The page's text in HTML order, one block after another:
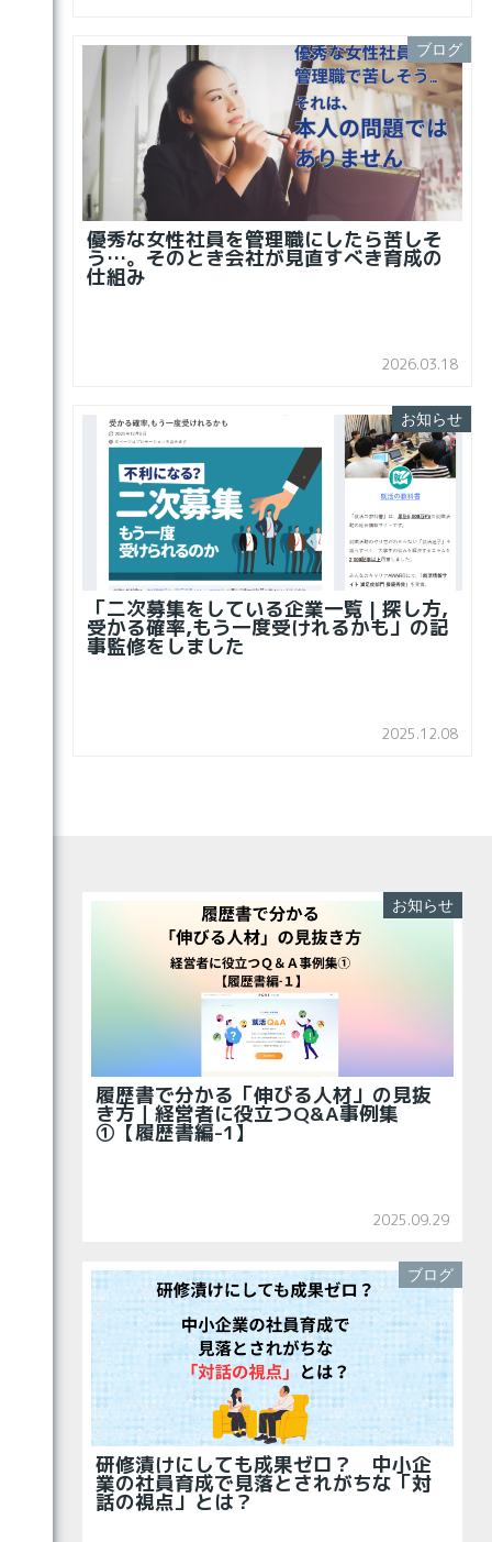
優秀な女性社員を管理職にしたら苦しそ
う…。そのとき会社が見直すべき育成の
仕組み
2026.03.18
ブログ
「二次募集をしている企業一覧 | 探し方,
受かる確率,もう一度受けれるかも」の記
事監修をしました
2025.12.08
お知らせ
履歴書で分かる「伸びる人材」の見抜
き方｜経営者に役立つQ&A事例集
①【履歴書編-1】
2025.09.29
お知らせ
研修漬けにしても成果ゼロ？ 中小企
業の社員育成で見落とされがちな「対
話の視点」とは？
ブログ